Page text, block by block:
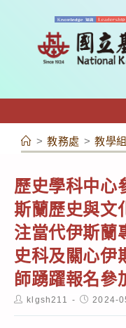
容
> 教務處 > 教學組
歷史學科中心
斯蘭歷史與文
注當代伊斯蘭
史科及關心伊
師踴躍報名參
Postklgsh211
Post2024-